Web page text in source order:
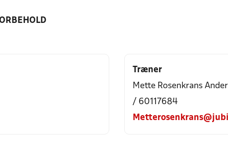
Træner
Mette Rosenkrans
/ 60117684